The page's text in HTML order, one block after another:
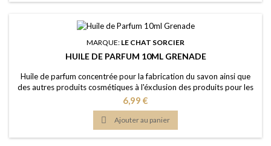
MARQUE: LE CHAT SORCIER
HUILE DE PARFUM 10ML GRENADE
Huile de parfum concentrée pour la fabrication du savon ainsi que
des autres produits cosmétiques à l'éxclusion des produits pour les
lèvres ou la bouche Caractère: fragrance fruitée, tropicale, aigre-
douce, rafraîchissante Couleur: Sans colorants - couleur naturelle:
Jaune clair Dosage conseillé: 2% à 5% Certification: Certficat de
conformité...
Prix
6,99 €
 Ajouter au panier